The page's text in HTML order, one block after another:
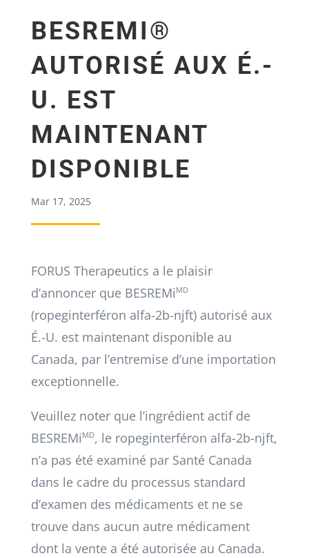
BESREMI®
AUTORISÉ AUX É.-
U. EST
MAINTENANT
DISPONIBLE
Mar 17, 2025
FORUS Therapeutics a le plaisir
d’annoncer que BESREMi MD
(ropeginterféron alfa-2b-njft) autorisé aux
É.-U. est maintenant disponible au
Canada, par l’entremise d’une importation
exceptionnelle.
Veuillez noter que l’ingrédient actif de
BESREMi MD, le ropeginterféron alfa-2b-njft,
n’a pas été examiné par Santé Canada
dans le cadre du processus standard
d’examen des médicaments et ne se
trouve dans aucun autre médicament
dont la vente a été autorisée au Canada.